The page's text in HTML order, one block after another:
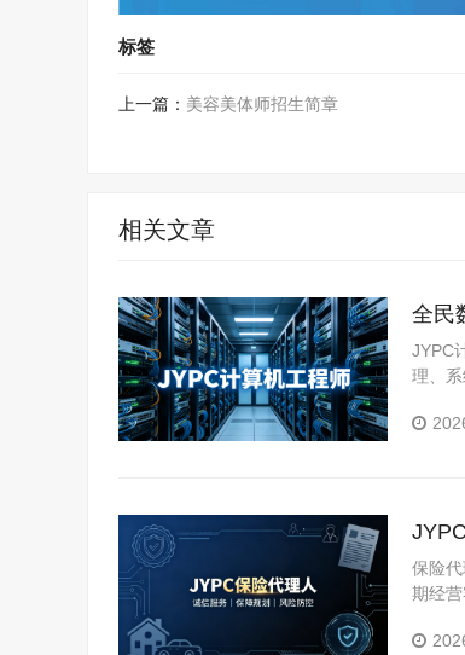
标签
上一篇： 美容美体师招生简章
相关文章
全民
争力
JYPC
理、
保险
期经
的第一